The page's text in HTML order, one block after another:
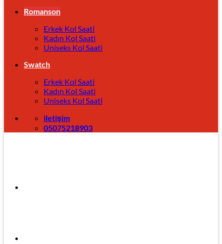
Romanson
Erkek Kol Saati
Kadın Kol Saati
Uniseks Kol Saati
Swatch
Erkek Kol Saati
Kadın Kol Saati
Uniseks Kol Saati
iletişim
05075218903